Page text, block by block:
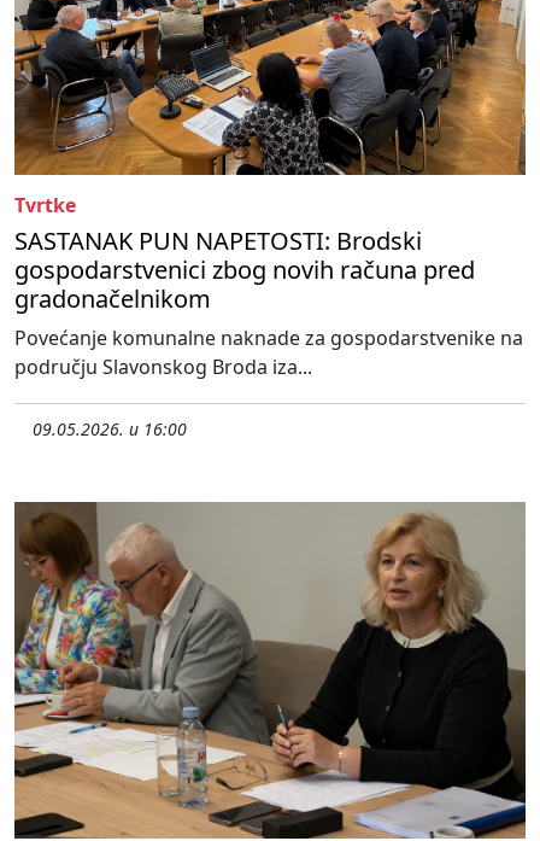
Tvrtke
SASTANAK PUN NAPETOSTI: Brodski
gospodarstvenici zbog novih računa pred
gradonačelnikom
Povećanje komunalne naknade za gospodarstvenike na
području Slavonskog Broda iza...
09.05.2026. u 16:00